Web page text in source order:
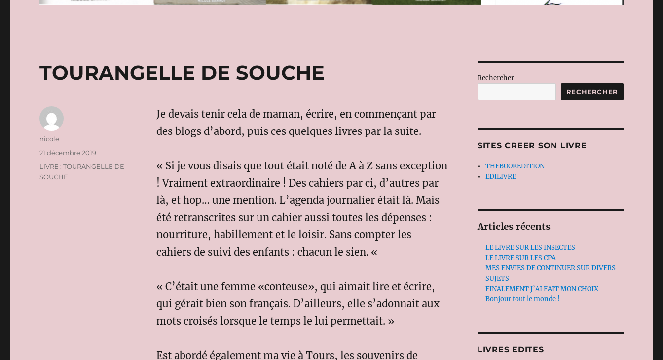
TOURANGELLE DE SOUCHE
Je devais tenir cela de maman, écrire, en commençant par
des blogs d’abord, puis ces quelques livres par la suite.
« Si je vous disais que tout était noté de A à Z sans exception
! Vraiment extraordinaire ! Des cahiers par ci, d’autres par
là, et hop… une mention. L’agenda journalier était là. Mais
été retranscrites sur un cahier aussi toutes les dépenses :
nourriture, habillement et le loisir. Sans compter les
cahiers de suivi des enfants : chacun le sien. «
« C’était une femme «conteuse», qui aimait lire et écrire,
qui gérait bien son français. D’ailleurs, elle s’adonnait aux
mots croisés lorsque le temps le lui permettait. »
Est abordé également ma vie à Tours, les souvenirs de
Auteur
nicole
Publié
21 décembre 2019
Catégories
LIVRE : TOURANGELLE DE
SOUCHE
Rechercher
RECHERCHER
SITES CREER SON LIVRE
THEBOOKEDITION
EDILIVRE
Articles récents
LE LIVRE SUR LES INSECTES
LE LIVRE SUR LES CPA
MES ENVIES DE CONTINUER SUR DIVERS
SUJETS
FINALEMENT J’AI FAIT MON CHOIX
Bonjour tout le monde !
LIVRES EDITES